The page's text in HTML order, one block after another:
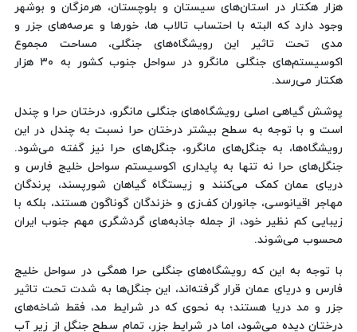
هزار هکتار در استان‌های سیستان و بلوچستان، هرمزگان و بوشهر
وجود دارد که البته با احتساب تالاب ها، خورها و عرصه‌های جزر و
مدی تحت تاثیر این رویشگاه‌های جنگلی، مساحت مجموع
اکوسیستم‌های جنگلی مانگرو در سواحل جنوب کشور به ۳۰ هزار
هکتار می‌رسد.
پوشش گیاهی اصلی رویشگاه‌های جنگلی مانگرو، درختان حرا و چندل
است و با توجه به سطح بیشتر درختان حرا نسبت به چندل در این
رویشگاه‌ها، به جنگل‌های مانگرو، جنگل‌های حرا نیز گفته می‌شود.
جنگل‌های حرا نه تنها به پایداری اکوسیستم سواحل خلیج فارس و
دریای عمان کمک می‌کنند و زیستگاه گیاهان شورپسند، پرندگان
مهاجر اقیانوسی، جانوران کف‌زی و خزندگان گوناگون هستند، بلکه با
زیبایی کم نظیر خود، از جمله جاذبه‌های گردشگری مهم جنوب ایران
محسوب می‌شوند.
با توجه به این که رویشگاه‌های جنگلی حرا همگی در سواحل خلیج
فارس و دریای عمان قرار گرفته‌اند، این جنگل‌ها به شدت تحت تاثیر
جزر و مد دریا هستند؛ به نحوی که در شرایط مد، فقط شاخه‌های
درختان دیده می‌شود، اما در شرایط جزر، تمام سطح جنگل از زیر آب